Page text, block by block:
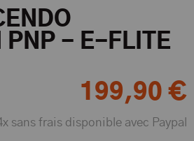
PNP - E-FLITE
199,90 €
sans frais disponible avec Paypal